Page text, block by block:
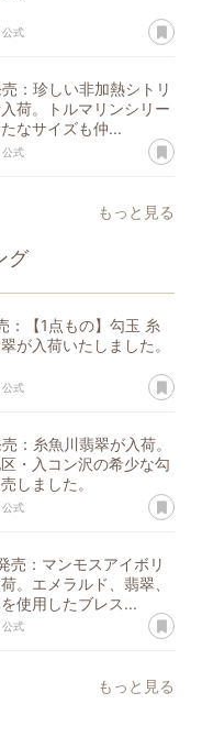
式 あ
：珍しい非加熱シトリ
荷。トルマリンシリー
なサイズも仲...
式 あ
もっと見る
グ
：【1点もの】勾玉 糸
が入荷いたしました。
式 あ
：糸魚川翡翠が入荷。
・入コン沢の希少な勾
しました。
式 あ
売：マンモスアイボリ
。エメラルド、翡翠、
使用したブレス...
式 あ
もっと見る